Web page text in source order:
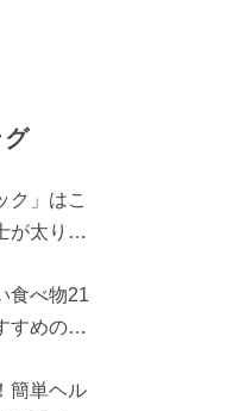
ク」はこ
が太りに
食べ物21
すめのレ
簡単ヘル